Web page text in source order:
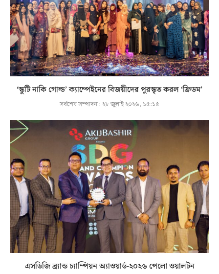
‘স্কুটি নাকি গোল্ড’ ক্যাম্পেইনের বিজয়ীদের পুরস্কৃত করল ‘ফ্রিডম’
সর্বশেষ সম্পাদনা: ২৮ জুলাই ২০২৬, ১৫:১৫
এসডিজি ব্র্যান্ড চ্যাম্পিয়ন অ্যাওয়ার্ড-২০২৬ পেলো ওয়ালটন